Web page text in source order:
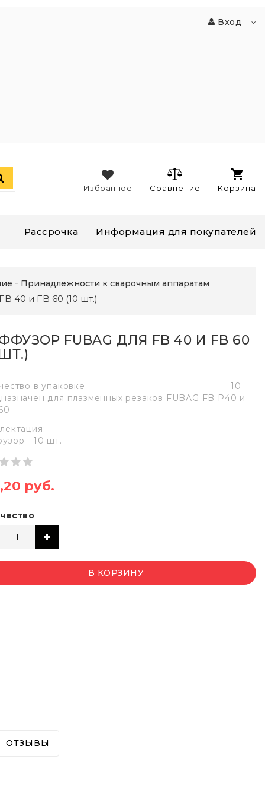
Вход
Корзина
Сравнение
Избранное
Рассрочка Информация для покупателей
Принадлежности к сварочным аппаратам
40 и FB 60 (10 шт.)
FUBAG ДЛЯ FB 40 И FB 60
в упаковке
10
для плазменных резаков FUBAG FB P40 и
- 10 шт.
руб.
В КОРЗИНУ
ОТЗЫВЫ